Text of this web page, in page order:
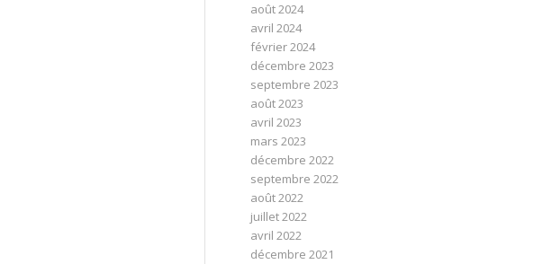
août 2024
avril 2024
février 2024
décembre 2023
septembre 2023
août 2023
avril 2023
mars 2023
décembre 2022
septembre 2022
août 2022
juillet 2022
avril 2022
décembre 2021